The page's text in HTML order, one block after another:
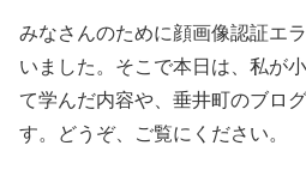
みなさんのために顔画像認証エ
いました。そこで本日は、私が
て学んだ内容や、垂井町のブロ
す。どうぞ、ご覧にください。